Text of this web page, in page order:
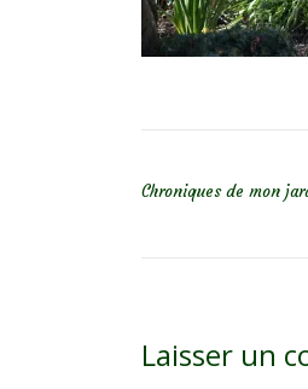
Chroniques de mon
Laisser un